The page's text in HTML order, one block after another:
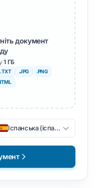
документ
1 ГБ
.TXT .JPG
.PNG
Іспанська (іспанська)